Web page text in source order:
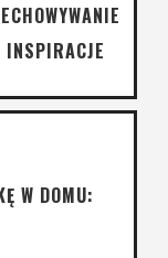
W DOMU: